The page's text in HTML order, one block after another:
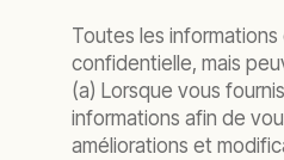
Toutes les
confidentielle, mais
(a) Lorsque vous
informations afin de
améliorations et